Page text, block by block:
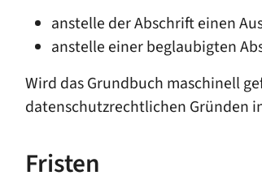
anstelle der Abschrift einen
anstelle einer beglaubigten
Wird das Grundbuch maschinell
datenschutzrechtlichen Gründen
Fristen